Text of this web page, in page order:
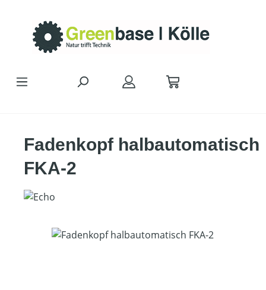
Fadenkopf halbautomatisch
FKA-2
Bildergalerie überspringen